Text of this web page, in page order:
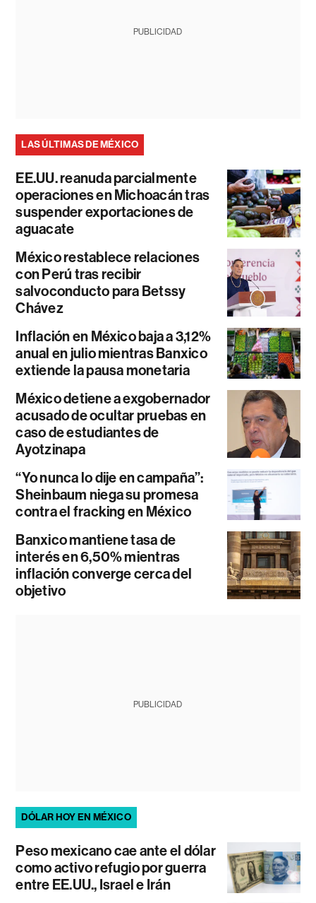
PUBLICIDAD
LAS ÚLTIMAS DE MÉXICO
EE.UU. reanuda parcialmente
operaciones en Michoacán tras
suspender exportaciones de
aguacate
México restablece relaciones
con Perú tras recibir
salvoconducto para Betssy
Chávez
Inflación en México baja a 3,12%
anual en julio mientras Banxico
extiende la pausa monetaria
México detiene a exgobernador
acusado de ocultar pruebas en
caso de estudiantes de
Ayotzinapa
“Yo nunca lo dije en campaña”:
Sheinbaum niega su promesa
contra el fracking en México
Banxico mantiene tasa de
interés en 6,50% mientras
inflación converge cerca del
objetivo
PUBLICIDAD
DÓLAR HOY EN MÉXICO
Peso mexicano cae ante el dólar
como activo refugio por guerra
entre EE.UU., Israel e Irán